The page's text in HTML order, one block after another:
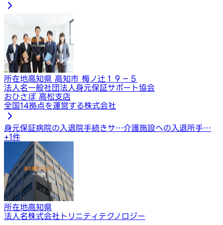
所在地高知県 高知市 梅ノ辻１９－５
法人名一般社団法人身元保証サポート協会
おひさぽ 高松支店
全国14拠点を運営する株式会社
身元保証病院の入退院手続きサ…介護施設への入退所手…
+1件
所在地高知県
法人名株式会社トリニティテクノロジー